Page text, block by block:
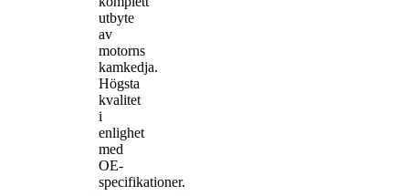
utbyte
av
motorns
kamkedja.
Högsta
kvalitet
i
enlighet
med
OE-
specifikationer.